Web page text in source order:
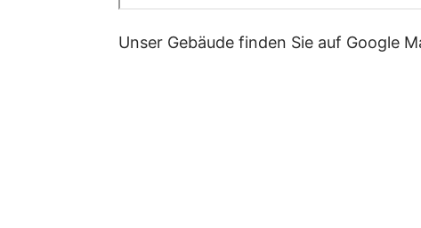
Mit dem Öffnender Kartewerden
Unser Gebäude finden Sie auf Google